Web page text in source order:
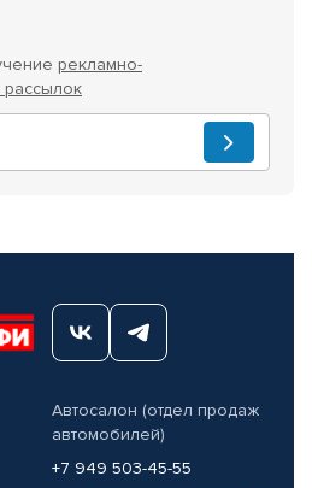
рекламно-
Автосалон (отдел продаж
автомобилей)
+7 949 503-45-55